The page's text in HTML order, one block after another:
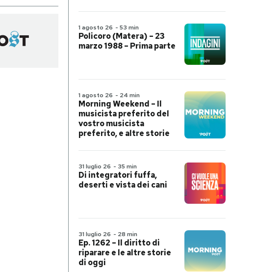
1 agosto 26 - 53 min
Policoro (Matera) – 23
marzo 1988 – Prima parte
1 agosto 26 - 24 min
Morning Weekend – Il
musicista preferito del
vostro musicista
preferito, e altre storie
31 luglio 26 - 35 min
Di integratori fuffa,
deserti e vista dei cani
31 luglio 26 - 28 min
Ep. 1262 – Il diritto di
riparare e le altre storie
di oggi